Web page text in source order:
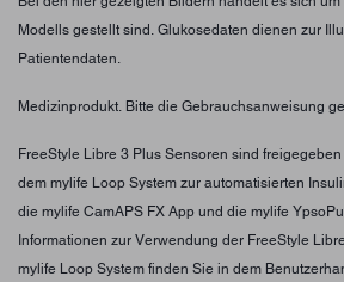
Modells gestellt sind. Glukosedaten dienen zur
Patientendaten.
Medizinprodukt. Bitte die Gebrauchsanweisung
FreeStyle Libre 3 Plus Sensoren sind
dem mylife Loop System zur automatisierten
die mylife CamAPS FX App und die mylife
Informationen zur Verwendung der FreeStyle
mylife Loop System finden Sie in dem